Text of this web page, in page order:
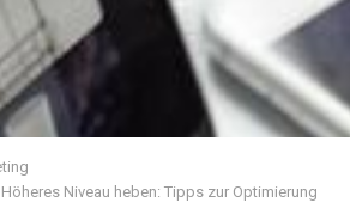
Niveau heben: Tipps zur Optimierung